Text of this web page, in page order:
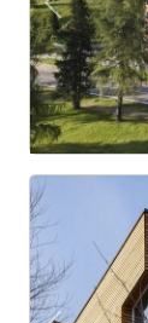
Previous